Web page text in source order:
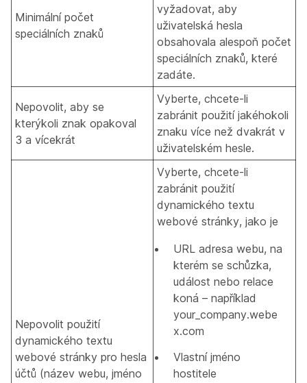
Minimální počet
speciálních znaků
vyžadovat, aby
uživatelská hesla
obsahovala alespoň počet
speciálních znaků, které
zadáte.
Nepovolit, aby se
kterýkoli znak opakoval
3 a vícekrát
Vyberte, chcete-li
zabránit použití jakéhokoli
znaku více než dvakrát v
uživatelském hesle.
Nepovolit použití
dynamického textu
webové stránky pro hesla
účtů (název webu, jméno
Vyberte, chcete-li
zabránit použití
dynamického textu
webové stránky, jako je
URL adresa webu, na
kterém se schůzka,
událost nebo relace
koná – například
your_company.webe
x.com
Vlastní jméno
hostitele